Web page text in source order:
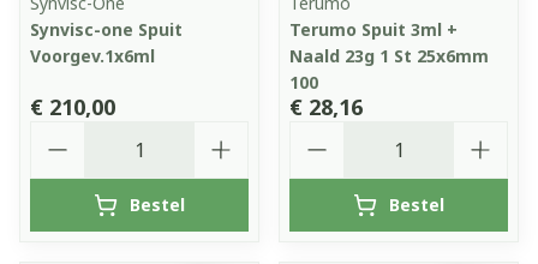
Synvisc-one Spuit
Voorgev.1x6ml
€ 210,00
Bestel
Terumo Spuit 3ml +
Naald 23g 1 St 25x6mm
100
€ 28,16
Bestel